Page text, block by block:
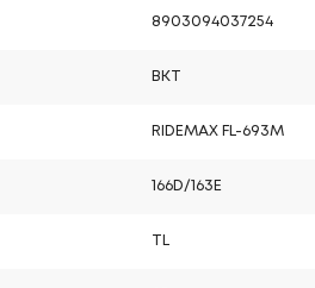
8903094037254
BKT
RIDEMAX FL-693M
166D/163E